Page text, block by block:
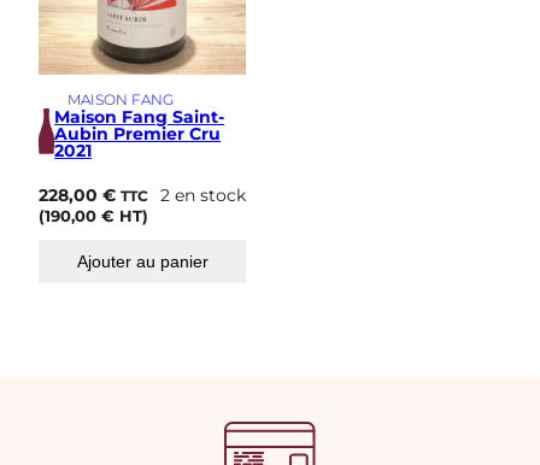
MAISON FANG
Maison Fang Saint-
Aubin Premier Cru
2021
228,00€ TTC
(190,00€ HT)
2 en stock
Ajouter au panier